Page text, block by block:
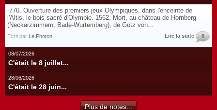
-776. Ouverture des premiers jeux Olympiques, dans l'enceinte de
l'Altis, le bois sacré d'Olympie. 1562. Mort, au château de Hornberg
(Neckarzimmern, Bade-Wurtemberg), de Götz von...
Écrit par Le Photon Lire la suite 0
08/07/2026
C'était le 8 juillet...
28/06/2026
C'était le 28 juin...
Plus de notes...